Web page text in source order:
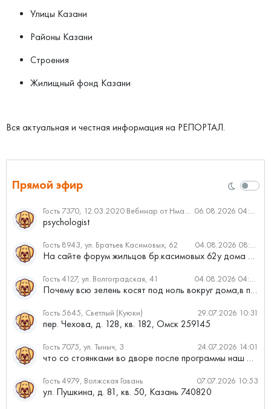
Улицы Казани
Районы Казани
Строения
Жилищный фонд Казани
Вся актуальная и честная информация на РЕПОРТАЛ.
Прямой эфир
Гость 7370, 12.03.2020 Вебинар от Нмаркет.ПРО: «Актуальное об ипотеке: что нужно знать» 06.08.2026 04:00
psychologist
Гость 8943, ул. Братьев Касимовых, 62 04.08.2026 08:34
На сайте форум жильцов бр.касимовых 62у дома растут красивые...
Гость 4127, ул. Волгоградская, 41 04.08.2026 04:46
Почему всю зелень косят под ноль вокруг дома,в полисадниках....
Гость 5645, Светлый (Куюки) 29.07.2026 10:31
пер. Чехова, д. 128, кв. 182, Омск 259145
Гость 7075, ул. Тыныч, 3 24.07.2026 14:01
что со стоянками во дворе после программы наш двор
Гость 4979, Волжская Гавань 07.07.2026 10:53
ул. Пушкина, д. 81, кв. 50, Казань 740820